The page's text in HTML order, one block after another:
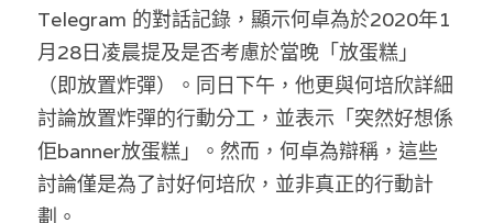
Telegram 的對話記錄，顯示何卓為於2020年1
月28日凌晨提及是否考慮於當晚「放蛋糕」
（即放置炸彈）。同日下午，他更與何培欣詳細
討論放置炸彈的行動分工，並表示「突然好想係
佢banner放蛋糕」。然而，何卓為辯稱，這些
討論僅是為了討好何培欣，並非真正的行動計
劃。